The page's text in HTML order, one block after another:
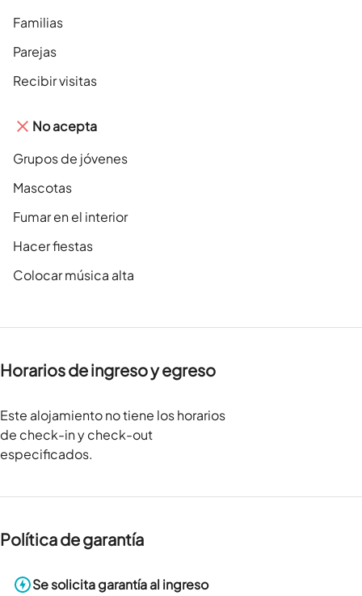
Familias
Parejas
Recibir visitas
No acepta
Grupos de jóvenes
Mascotas
Fumar en el interior
Hacer fiestas
Colocar música alta
Horarios de ingreso y egreso
Este alojamiento no tiene los horarios
de check-in y check-out
especificados.
Política de garantía
Se solicita garantía al ingreso